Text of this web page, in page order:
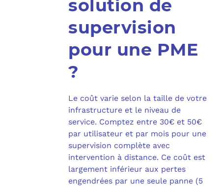
solution de
supervision
pour une PME
?
Le coût varie selon la taille de votre
infrastructure et le niveau de
service. Comptez entre 30€ et 50€
par utilisateur et par mois pour une
supervision complète avec
intervention à distance. Ce coût est
largement inférieur aux pertes
engendrées par une seule panne (5